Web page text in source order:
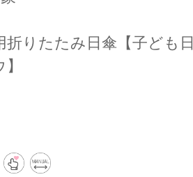
折りたたみ日傘【子ども日